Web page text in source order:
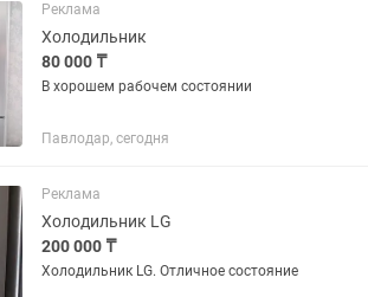
Реклама
Холодильник
80 000 ₸
В хорошем рабочем состоянии
Павлодар, сегодня
Реклама
Холодильник LG
200 000 ₸
Холодильник LG. Отличное состояние